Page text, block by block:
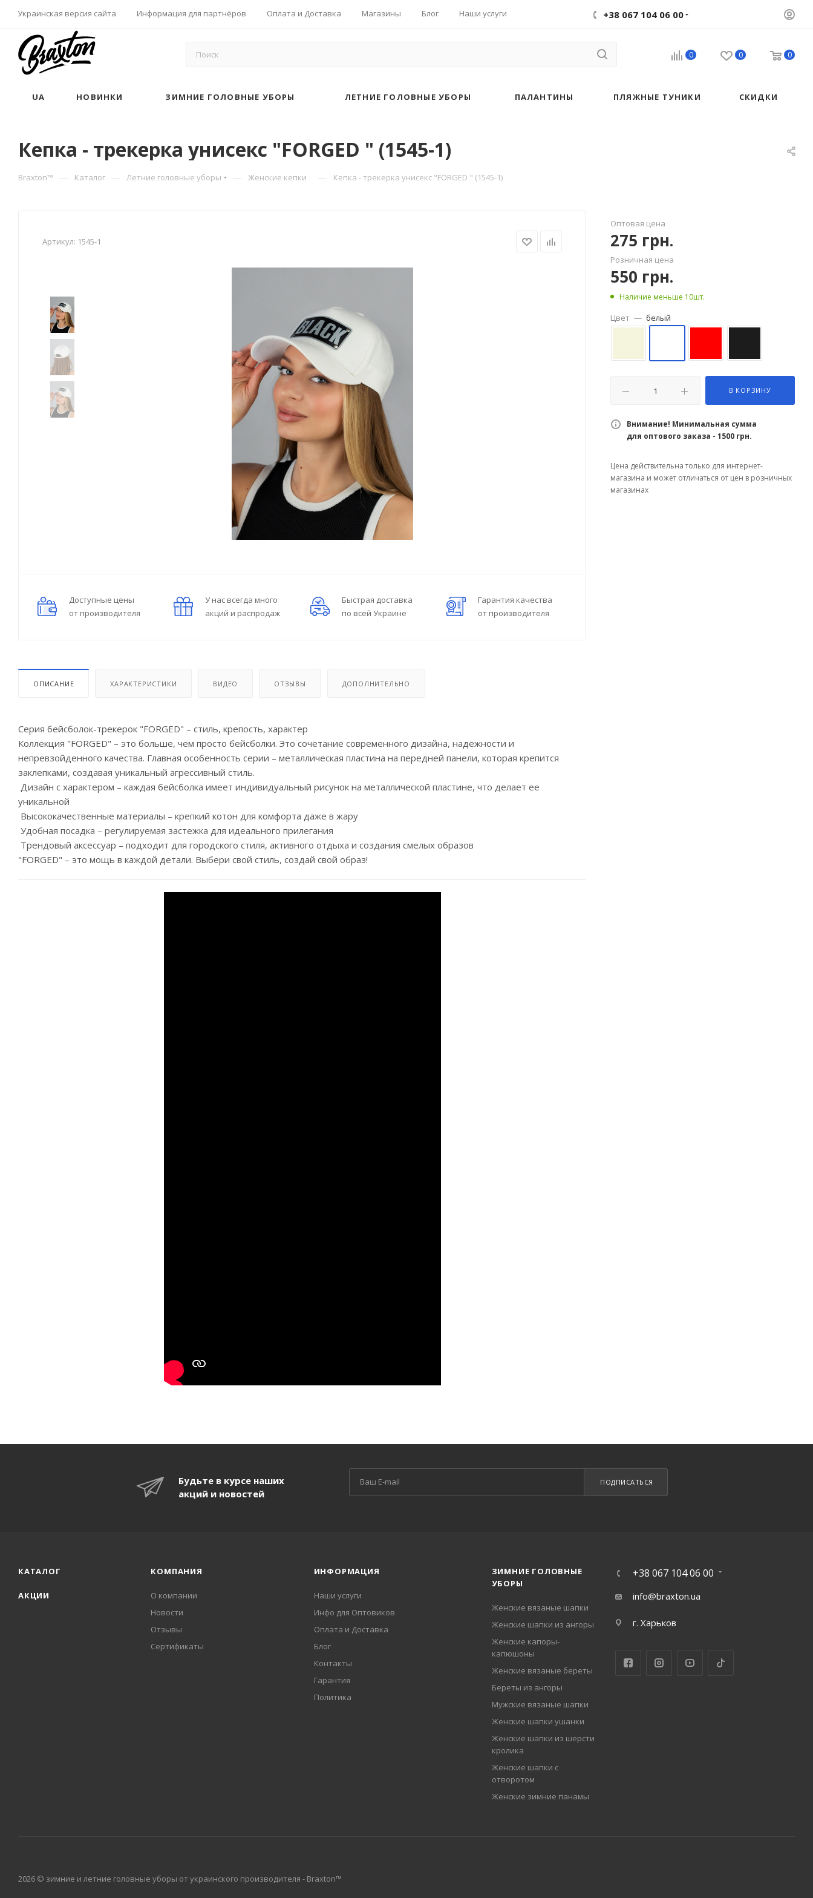
Украинская версия сайта Информация для партнёров Оплата и Доставка Магазины Блог Наши услуги +38 067 104 06 00
0 0 0
UA НОВИНКИ ЗИМНИЕ ГОЛОВНЫЕ УБОРЫ ЛЕТНИЕ ГОЛОВНЫЕ УБОРЫ ПАЛАНТИНЫ ПЛЯЖНЫЕ ТУНИКИ СКИДКИ
Кепка - трекерка унисекс "FORGED " (1545-1)
Braxton™ — Каталог — Летние головные уборы — Женские кепки — Кепка - трекерка унисекс "FORGED " (1545-1)
Артикул: 1545-1
Доступные цены
от производителя
У нас всегда много
акций и распродаж
Быстрая доставка
по всей Украине
Гарантия качества
от производителя
ОПИСАНИЕ ХАРАКТЕРИСТИКИ ВИДЕО ОТЗЫВЫ ДОПОЛНИТЕЛЬНО
Серия бейсболок-трекерок "FORGED" – стиль, крепость, характер
Коллекция "FORGED" – это больше, чем просто бейсболки. Это сочетание современного дизайна, надежности и
непревзойденного качества. Главная особенность серии – металлическая пластина на передней панели, которая крепится
заклепками, создавая уникальный агрессивный стиль.
Дизайн с характером – каждая бейсболка имеет индивидуальный рисунок на металлической пластине, что делает ее
уникальной
Высококачественные материалы – крепкий котон для комфорта даже в жару
Удобная посадка – регулируемая застежка для идеального прилегания
Трендовый аксессуар – подходит для городского стиля, активного отдыха и создания смелых образов
"FORGED" – это мощь в каждой детали. Выбери свой стиль, создай свой образ!
Оптовая цена
275 грн.
Розничная цена
550 грн.
Наличие меньше 10шт.
Цвет — белый
В КОРЗИНУ
Внимание! Минимальная сумма
для оптового заказа - 1500 грн.
Цена действительна только для интернет-
магазина и может отличаться от цен в розничных
магазинах
Будьте в курсе наших
акций и новостей
ПОДПИСАТЬСЯ
КАТАЛОГ
АКЦИИ
КОМПАНИЯ
О компании
Новости
Отзывы
Сертификаты
ИНФОРМАЦИЯ
Наши услуги
Инфо для Оптовиков
Оплата и Доставка
Блог
Контакты
Гарантия
Политика
ЗИМНИЕ ГОЛОВНЫЕ
УБОРЫ
Женские вязаные шапки
Женские шапки из ангоры
Женские капоры-
капюшоны
Женские вязаные береты
Береты из ангоры
Мужские вязаные шапки
Женские шапки ушанки
Женские шапки из шерсти
кролика
Женские шапки с
отворотом
Женские зимние панамы
+38 067 104 06 00
info@braxton.ua
г. Харьков
2026 © зимние и летние головные уборы от украинского производителя - Braxton™